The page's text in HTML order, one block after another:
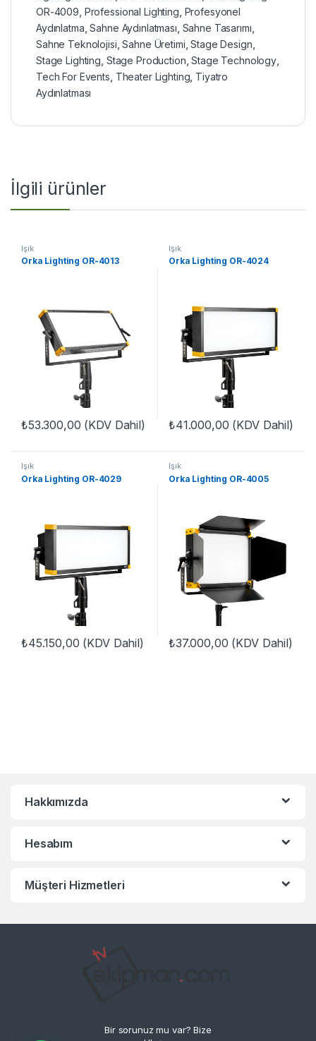
OR-4009 Professional Lighting Profesyonel
Aydınlatma ,Sahne Aydınlatması Sahne Tasarımı
Sahne Teknolojisi ,Sahne Üretimi ,Stage Design
Stage Lighting Stage Production ,Stage Technology
Tech For Events Theater Lighting Tiyatro
Aydınlatması
İlgili ürünler
Işık
Orka Lighting OR-4013
₺53.300,00 (KDV Dahil)
Işık
Orka Lighting OR-4024
₺41.000,00 (KDV Dahil)
Işık
Orka Lighting OR-4029
₺45.150,00 (KDV Dahil)
Işık
Orka Lighting OR-4005
₺37.000,00 (KDV Dahil)
Hakkımızda
Hesabım
Müşteri Hizmetleri
Bir sorunuz mu var? Bize